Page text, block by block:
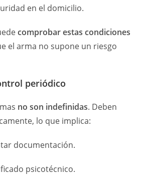
en el domicilio.
comprobar estas condiciones
el arma no supone un riesgo
periódico
no son indefinidas. Deben
lo que implica:
documentación.
psicotécnico.